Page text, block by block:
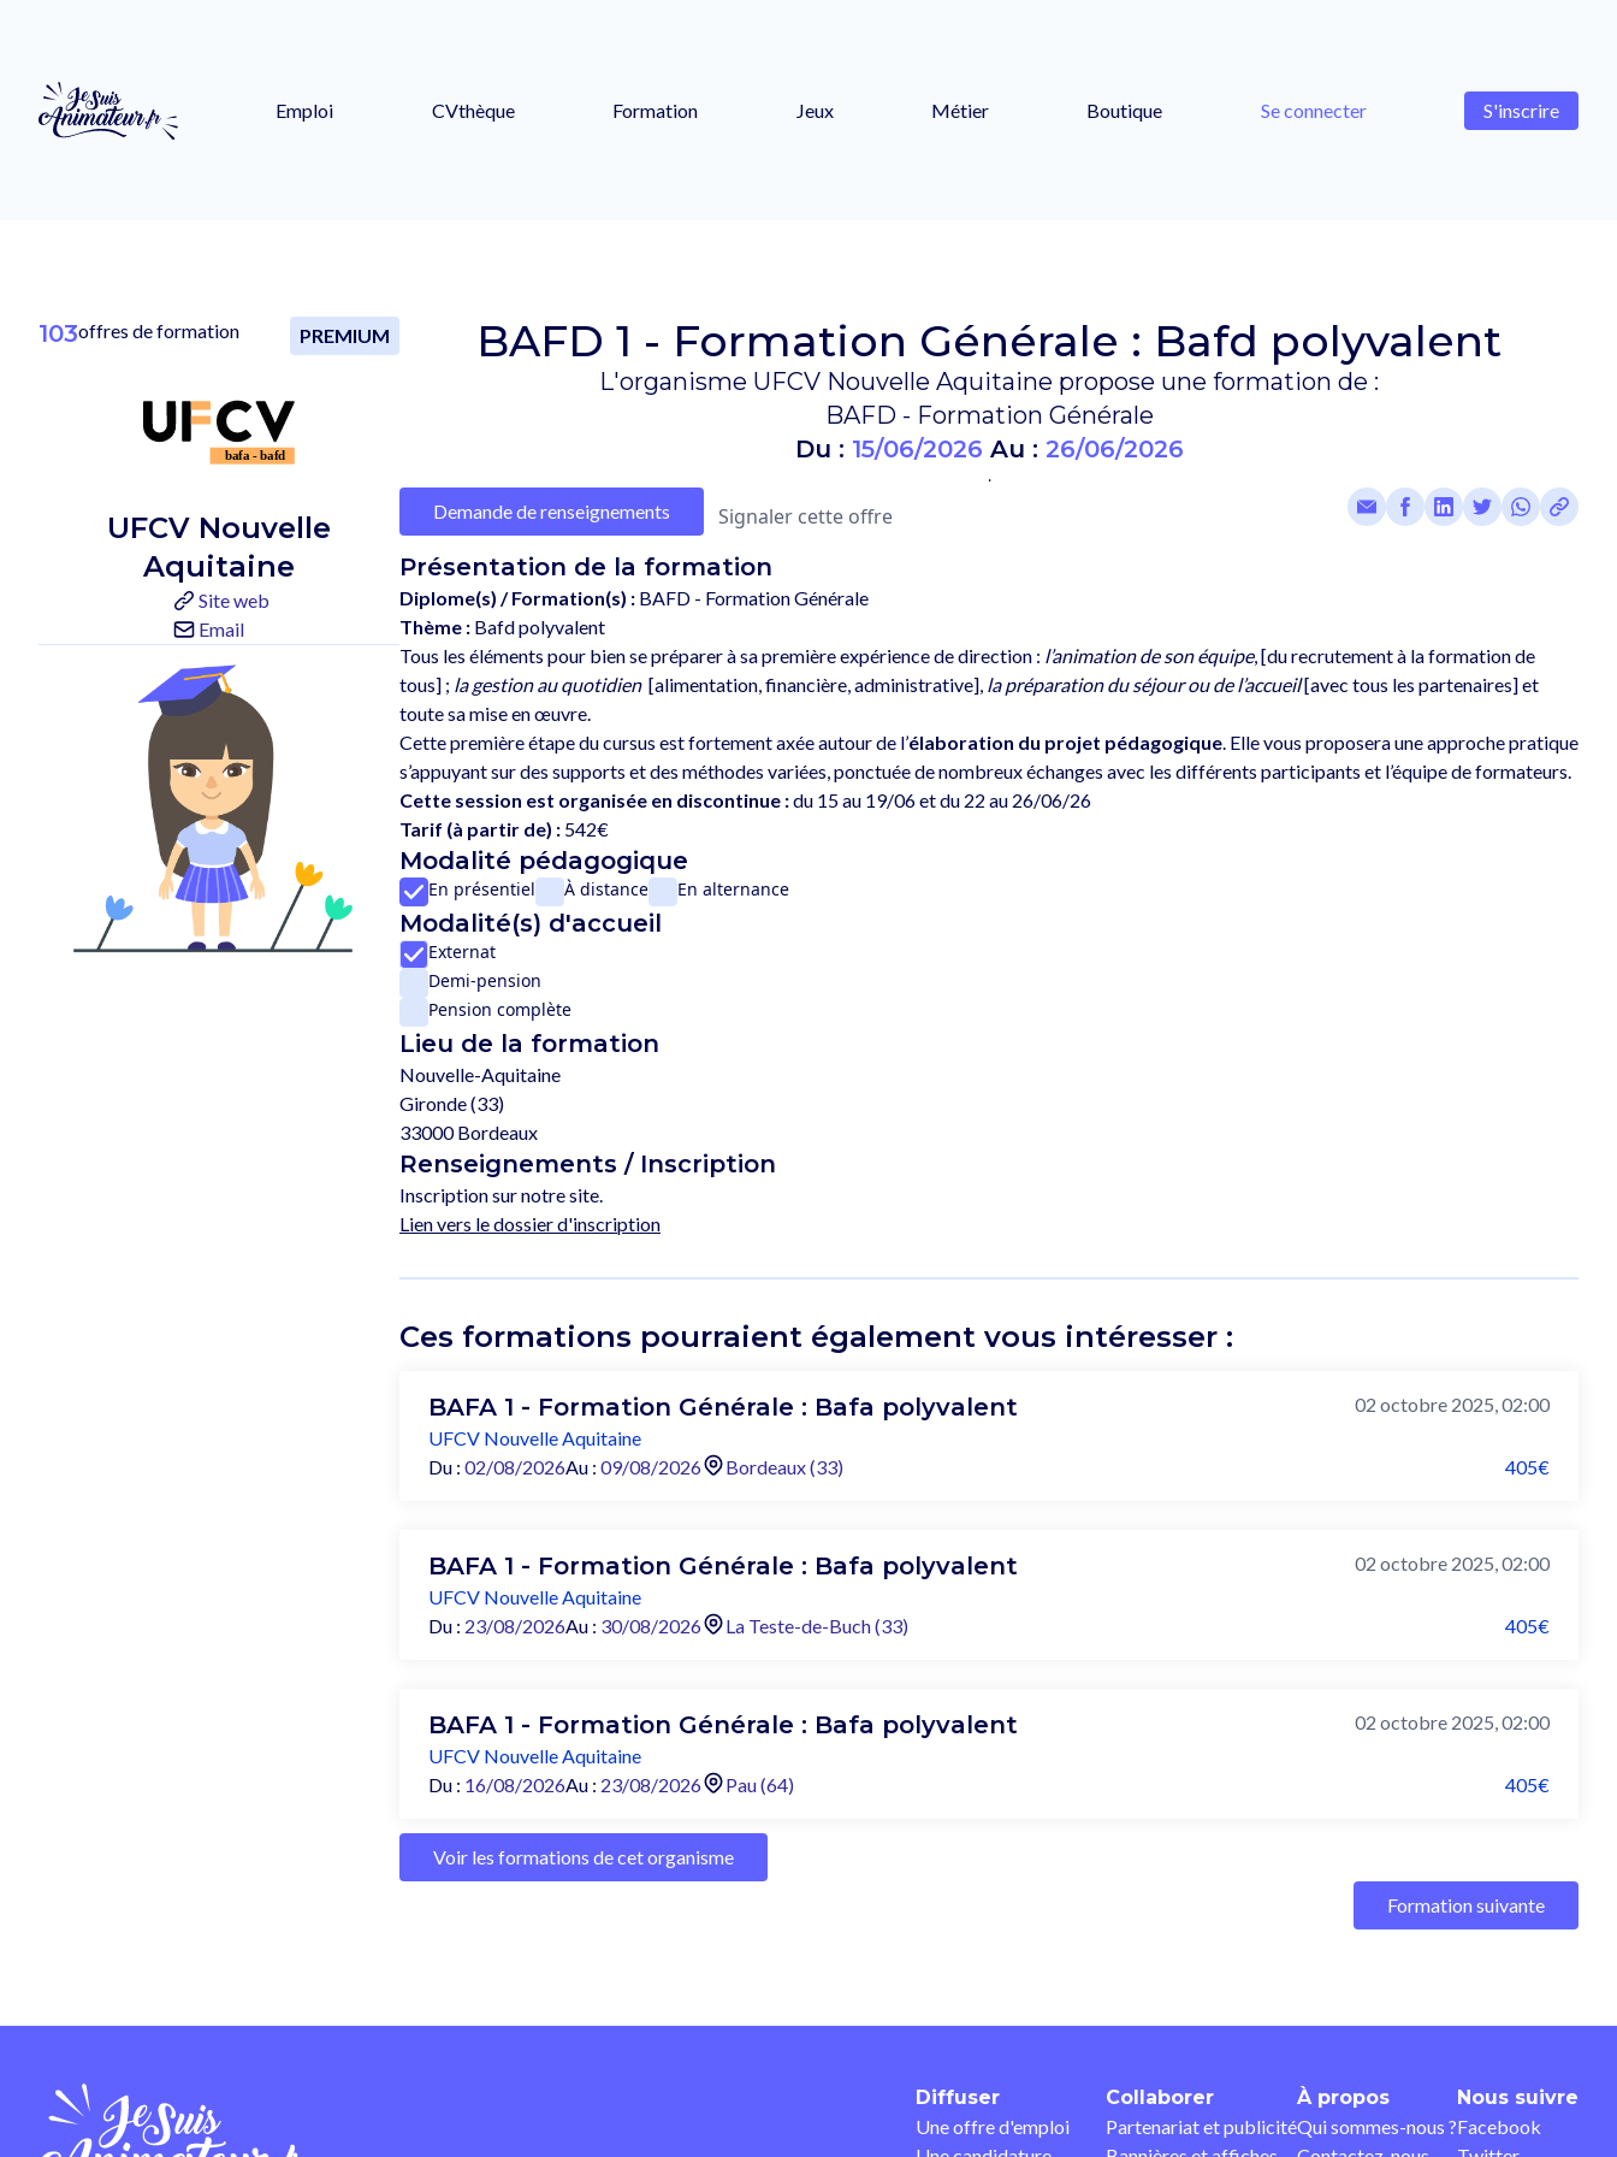
Emploi CVthèque Formation Jeux Métier Boutique Se connecter S'inscrire
103offres de formation PREMIUM
UFCV Nouvelle
Aquitaine
Site web
Email
BAFD 1 - Formation Générale : Bafd polyvalent
L'organisme UFCV Nouvelle Aquitaine propose une formation de :
BAFD - Formation Générale
Du : 15/06/2026 Au : 26/06/2026
.
Demande de renseignements Signaler cette offre
Présentation de la formation
Diplome(s) / Formation(s) : BAFD - Formation Générale
Thème : Bafd polyvalent
Tous les éléments pour bien se préparer à sa première expérience de direction : l’animation de son équipe, [du recrutement à la formation de
tous] ; la gestion au quotidien
  [alimentation, financière, administrative],
la préparation du séjour ou de l’accueil [avec tous les partenaires] et
toute sa mise en œuvre.
Cette première étape du cursus est fortement axée autour de l’élaboration du projet pédagogique. Elle vous proposera une approche pratique
s’appuyant sur des supports et des méthodes variées, ponctuée de nombreux échanges avec les différents participants et l’équipe de formateurs.
Cette session est organisée en discontinue :
Tarif (à partir de) : 542€
Modalité pédagogique
En présentiel À distance En alternance
Modalité(s) d'accueil
Externat
Demi-pension
Pension complète
Lieu de la formation
Nouvelle-Aquitaine
Gironde (33)
33000 Bordeaux
Renseignements / Inscription
Inscription sur notre site.
Lien vers le dossier d'inscription
Ces formations pourraient également vous intéresser :
BAFA 1 - Formation Générale : Bafa polyvalent
02 octobre 2025, 02:00
UFCV Nouvelle Aquitaine
Du : 02/08/2026Au : 09/08/2026 Bordeaux (33) 405€
BAFA 1 - Formation Générale : Bafa polyvalent
02 octobre 2025, 02:00
UFCV Nouvelle Aquitaine
Du : 23/08/2026Au : 30/08/2026 La Teste-de-Buch (33) 405€
BAFA 1 - Formation Générale : Bafa polyvalent
02 octobre 2025, 02:00
UFCV Nouvelle Aquitaine
Du : 16/08/2026Au : 23/08/2026 Pau (64) 405€
Voir les formations de cet organisme
Formation suivante
Diffuser
Une offre d'emploi
Collaborer
Partenariat et publicité
À propos
Qui sommes-nous ?
Nous suivre
Facebook